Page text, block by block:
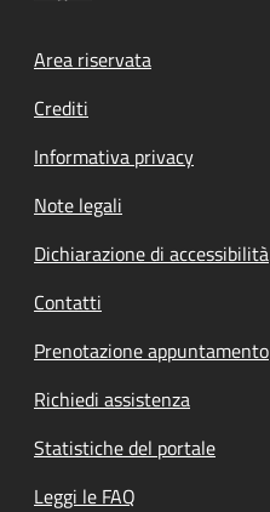
Footer menu
Area riservata
Crediti
Informativa privacy
Note legali
Dichiarazione di accessibilità
Contatti
Prenotazione appuntamento
Richiedi assistenza
Statistiche del portale
Leggi le FAQ